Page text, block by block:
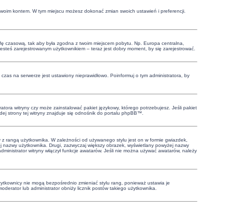
kontem. W tym miejscu możesz dokonać zmian swoich ustawień i preferencji.
tak aby była zgodna z twoim miejscem pobytu. Np. Europa centralna,
zarejestrowanym użytkownikiem – teraz jest dobry moment, by się zarejestrować.
na serwerze jest ustawiony nieprawidłowo. Poinformuj o tym administratora, by
witryny czy może zainstalować pakiet językowy, którego potrzebujesz. Jeśli pakiet
strony tej witryny znajduje się odnośnik do portalu phpBB™.
rangą użytkownika. W zależności od używanego stylu jest on w formie gwiazdek,
użytkownika. Drugi, zazwyczaj większy obrazek, wyświetlany powyżej nazwy
witryny włączył funkcje awatarów. Jeśli nie można używać awatarów, należy
nie mogą bezpośrednio zmieniać stylu rang, ponieważ ustawia je
lub administrator obniży licznik postów takiego użytkownika.